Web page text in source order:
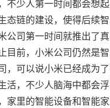
不少人第一时间都会想
态链的建设，使得后续
公司第一时间就推出了
目前，小米公司仍然是
，可以说小米已经成为
活，不少人脑海中都会
家里的智能设备和智能